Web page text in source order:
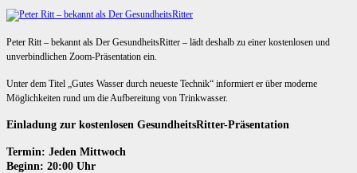
Peter Ritt – bekannt als Der GesundheitsRitter – lädt deshalb zu einer kostenlosen und
unverbindlichen Zoom-Präsentation ein.
Unter dem Titel „Gutes Wasser durch neueste Technik“ informiert er über moderne
Möglichkeiten rund um die Aufbereitung von Trinkwasser.
Einladung zur kostenlosen GesundheitsRitter-Präsentation
Termin: Jeden Mittwoch
Beginn: 20:00 Uhr